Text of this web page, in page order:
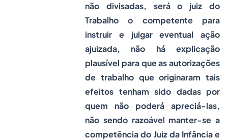
não divisadas, será o juiz do
Trabalho o competente para
instruir e julgar eventual ação
ajuizada, não há explicação
plausível para que as autorizações
de trabalho que originaram tais
efeitos tenham sido dadas por
quem não poderá apreciá-las,
não sendo razoável manter-se a
competência do Juiz da Infância e